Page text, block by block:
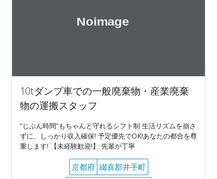
10tダンプ車での一般廃棄物・産業廃棄
物の運搬スタッフ
“じぶん時間”もちゃんと守れるシフト制 生活リズムを崩さ
ずに、しっかり収入確保! 予定優先でOK!あなたの都合を尊
重します! 【未経験歓迎!】 先輩が丁寧
京都府 綴喜郡井手町